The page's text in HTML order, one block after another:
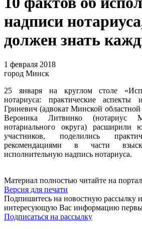
надписи
должен знать
1 февраля 2018
город Минск
25 января на круглом столе
нотариуса: практические
Гриневич (адвокат Минской областной
Вероника Литвинко (нотариус
нотариального округа) расширили
участников, поделились
рекомендациями в части
исполнительную надпись нотариуса.
Материал полностью читайте на
Версия для печати
Подпишитесь на новостную рассылку
интересующую Вас информацию
Подписаться на рассылку